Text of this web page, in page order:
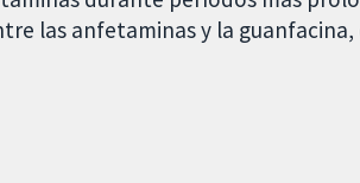
las anfetaminas y la